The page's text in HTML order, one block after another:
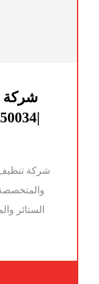
شركة
شركة تنظيف
الستائر